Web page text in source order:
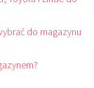
do magazynu